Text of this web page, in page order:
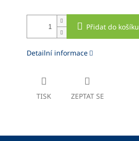
Přidat do košíku
Detailní informace
TISK ZEPTAT SE